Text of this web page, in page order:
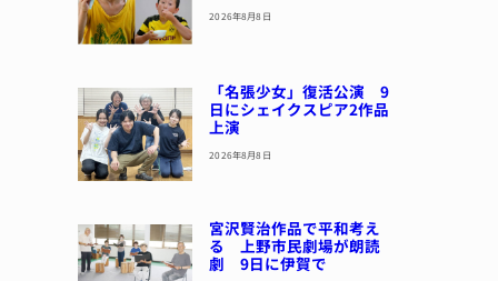
2026年8月8日
「名張少女」復活公演 9
日にシェイクスピア2作品
上演
2026年8月8日
宮沢賢治作品で平和考え
る 上野市民劇場が朗読
劇 9日に伊賀で